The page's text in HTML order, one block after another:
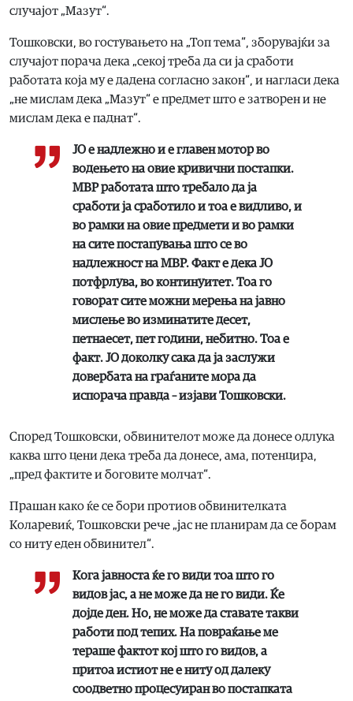
случајот „Мазут“.
Тошковски, во гостувањето на „Топ тема“, зборувајќи за
случајот порача дека „секој треба да си ја сработи
работата која му е дадена согласно закон“, и нагласи дека
„не мислам дека „Мазут“ е предмет што е затворен и не
мислам дека е паднат“.
ЈО е надлежно и е главен мотор во
водењето на овие кривични постапки.
МВР работата што требало да ја
сработи ја сработило и тоа е видливо, и
во рамки на овие предмети и во рамки
на сите постапувања што се во
надлежност на МВР. Факт е дека ЈО
потфрлува, во континуитет. Тоа го
говорат сите можни мерења на јавно
мислење во изминатите десет,
петнаесет, пет години, небитно. Тоа е
факт. ЈО доколку сака да ја заслужи
довербата на граѓаните мора да
испорача правда – изјави Тошковски.
Според Тошковски, обвинителот може да донесе одлука
каква што цени дека треба да донесе, ама, потенцира,
„пред фактите и боговите молчат“.
Прашан како ќе се бори протиов обвинителката
Коларевиќ, Тошковски рече „јас не планирам да се борам
со ниту еден обвинител“.
Кога јавноста ќе го види тоа што го
видов јас, а не може да не го види. Ќе
дојде ден. Но, не може да ставате такви
работи под тепих. На повраќање ме
тераше фактот кој што го видов, а
притоа истиот не е ниту од далеку
соодветно процесуиран во постапката